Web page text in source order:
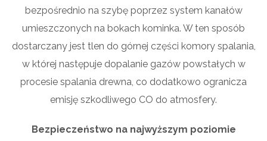
bezpośrednio na szybę poprzez system kanałów
umieszczonych na bokach kominka. W ten sposób
dostarczany jest tlen do górnej części komory spalania,
w której następuje dopalanie gazów powstałych w
procesie spalania drewna, co dodatkowo ogranicza
emisję szkodliwego CO do atmosfery.
Bezpieczeństwo na najwyższym poziomie